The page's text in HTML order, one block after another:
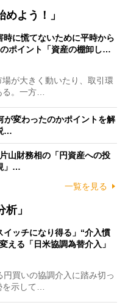
よう！」
時に慌てないために平時から
ポイント「資産の棚卸し…
が大きく動いたり、取引環
。一方…
が変わったのかポイントを解
…
山財務相の「円資産への投
」…
一覧を見る
」
イッチになり得る」“介入慣
える「日米協調為替介入」
買いの協調介入に踏み切っ
示して…